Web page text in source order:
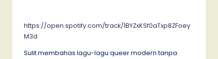
https://open.spotify.com/track/1BYZxKSf0aTxp8ZFoey
M3d
Sulit membahas lagu-lagu queer modern tanpa